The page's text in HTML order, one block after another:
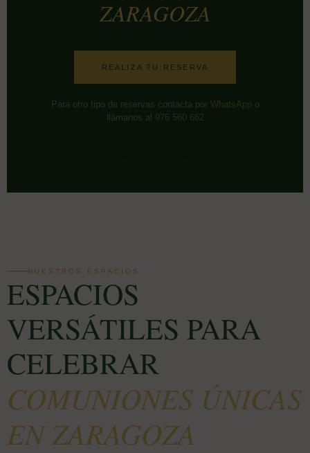
ZARAGOZA
REALIZA TU RESERVA
Para otro tipo de reservas contacta por WhatsApp o
llámanos al 976 560 662
NUESTROS ESPACIOS
ESPACIOS
VERSÁTILES PARA
CELEBRAR
COMUNIONES ÚNICAS
EN ZARAGOZA